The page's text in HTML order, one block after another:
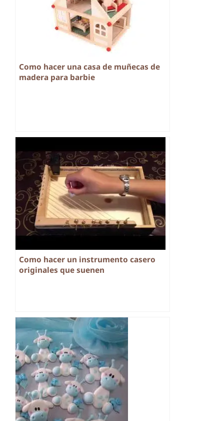
Como hacer una casa de muñecas de
madera para barbie
Como hacer un instrumento casero
originales que suenen